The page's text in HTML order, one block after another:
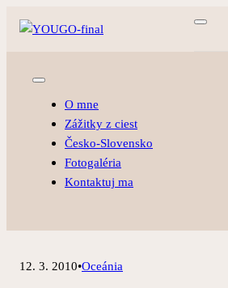
O mne
Zážitky z ciest
Česko-Slovensko
Fotogaléria
Kontaktuj ma
12. 3. 2010•Oceánia